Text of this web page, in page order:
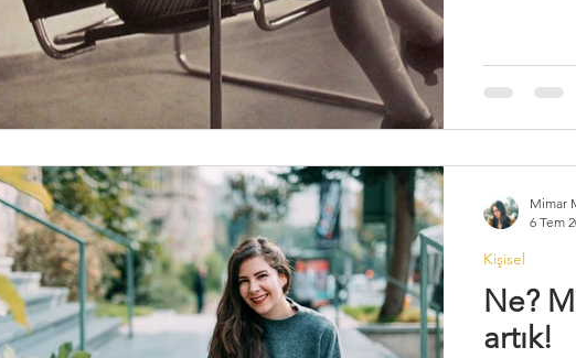
Ne?
artık!
Kişisel
Mimar
6 Tem